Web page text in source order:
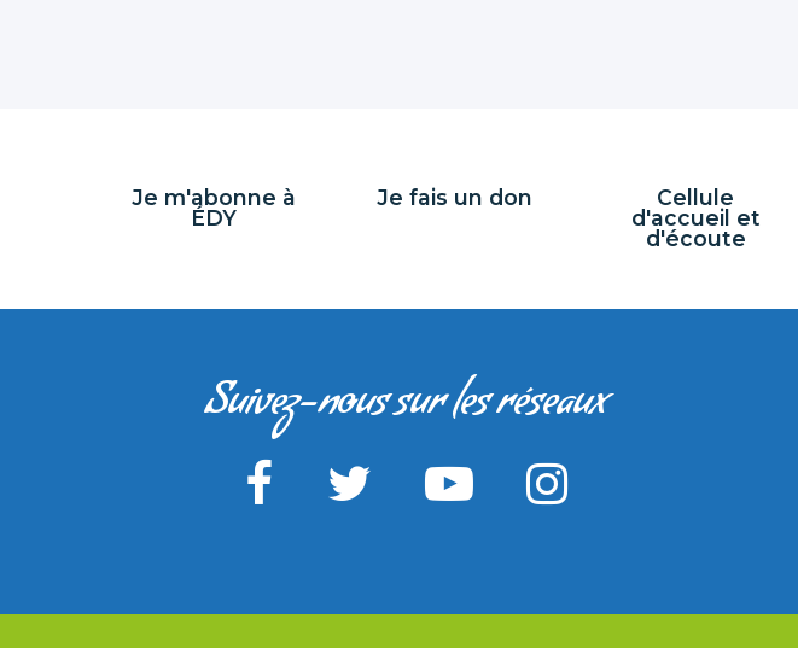
Je m'abonne à
ÉDY
Je fais un don
Cellule
d'accueil et
d'écoute
Suivez-nous sur les réseaux